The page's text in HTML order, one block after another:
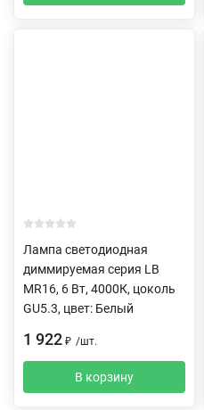
Лампа светодиодная
диммируемая серия LB
MR16, 6 Вт, 4000К, цоколь
GU5.3, цвет: Белый
1 922 ₽ /шт.
В корзину